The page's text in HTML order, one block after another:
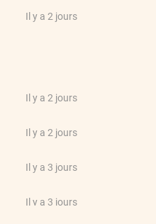
Il y a 2 jours
Il y a 2 jours
Il y a 2 jours
Il y a 3 jours
Il y a 3 jours